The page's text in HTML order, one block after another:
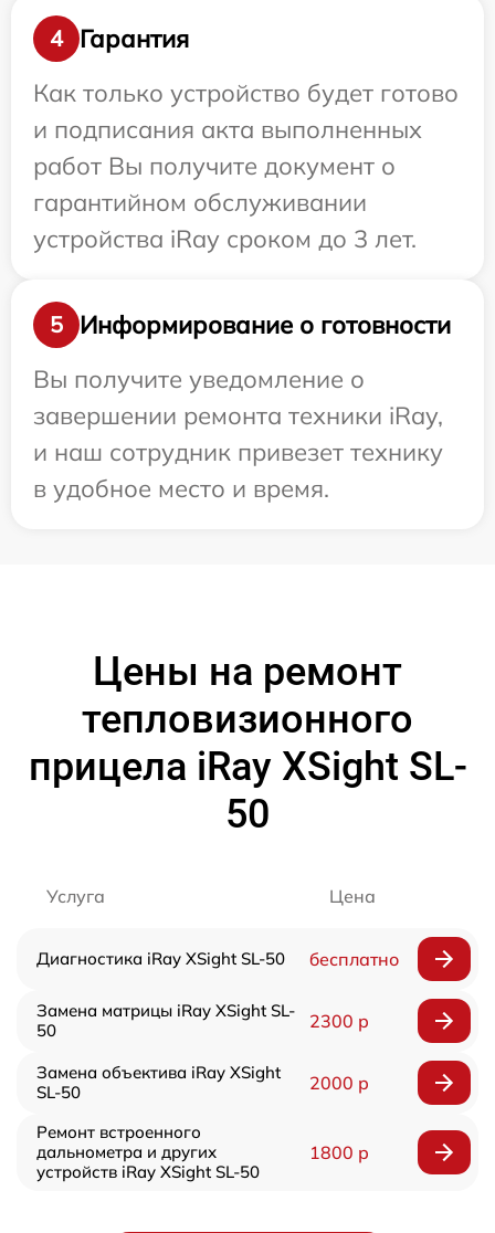
4
Гарантия
Как только устройство будет готово
и подписания акта выполненных
работ Вы получите документ о
гарантийном обслуживании
устройства iRay сроком до 3 лет.
5
Информирование о готовности
Вы получите уведомление о
завершении ремонта техники iRay,
и наш сотрудник привезет технику
в удобное место и время.
Цены на ремонт
тепловизионного
прицела iRay XSight SL-
50
Услуга Цена
Диагностика iRay XSight SL-50 бесплатно
Замена матрицы iRay XSight SL-
50
2300 р
Замена объектива iRay XSight
SL-50
2000 р
Ремонт встроенного
дальнометра и других
устройств iRay XSight SL-50
1800 р